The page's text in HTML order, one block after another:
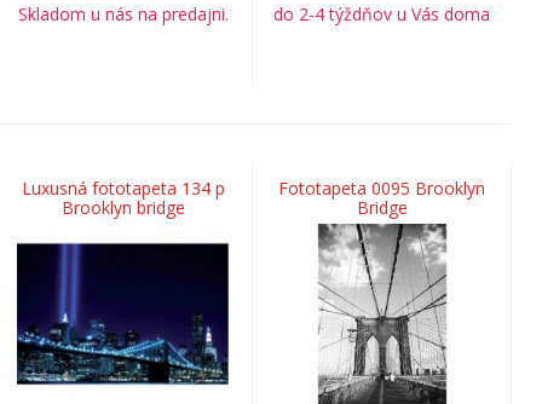
Skladom u nás na predajni. do 2-4 týždňov u Vás doma
Luxusná fototapeta 134 p
Brooklyn bridge
Fototapeta 0095 Brooklyn
Bridge